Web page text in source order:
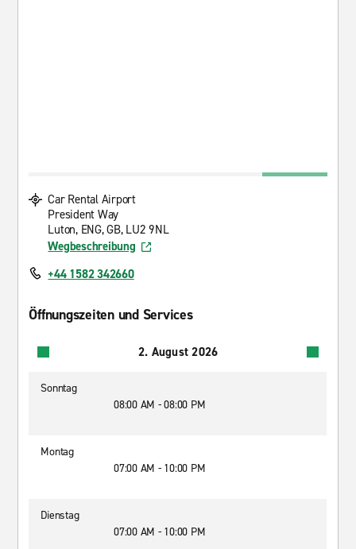
Car Rental Airport
President Way
Luton, ENG, GB, LU2 9NL
Wegbeschreibung
+44 1582 342660
Öffnungszeiten und Services
2. August 2026
Sonntag
08:00 AM - 08:00 PM
Montag
07:00 AM - 10:00 PM
Dienstag
07:00 AM - 10:00 PM